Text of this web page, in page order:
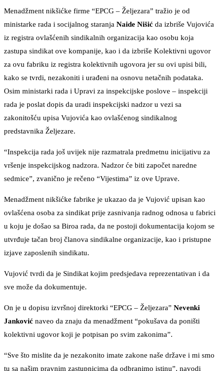
Menadžment nikšićke firme “EPCG – Željezara” tražio je od
ministarke rada i socijalnog staranja Naide Nišić da izbriše Vujovića
iz registra ovlašćenih sindikalnih organizacija kao osobu koja
zastupa sindikat ove kompanije, kao i da izbriše Kolektivni ugovor
za ovu fabriku iz registra kolektivnih ugovora jer su ovi upisi bili,
kako se tvrdi, nezakoniti i urađeni na osnovu netačnih podataka.
Osim ministarki rada i Upravi za inspekcijske poslove – inspekciji
rada je poslat dopis da uradi inspekcijski nadzor u vezi sa
zakonitošću upisa Vujovića kao ovlašćenog sindikalnog
predstavnika Željezare.
“Inspekcija rada još uvijek nije razmatrala predmetnu inicijativu za
vršenje inspekcijskog nadzora. Nadzor će biti započet naredne
sedmice”, zvanično je rečeno “Vijestima” iz ove Uprave.
Menadžment nikšićke fabrike je ukazao da je Vujović upisan kao
ovlašćena osoba za sindikat prije zasnivanja radnog odnosa u fabrici
u koju je došao sa Biroa rada, da ne postoji dokumentacija kojom se
utvrđuje tačan broj članova sindikalne organizacije, kao i pristupne
izjave zaposlenih sindikatu.
Vujović tvrdi da je Sindikat kojim predsjedava reprezentativan i da
sve može da dokumentuje.
On je u dopisu izvršnoj direktorki “EPCG – Željezara” Nevenki
Janković naveo da znaju da menadžment “pokušava da poništi
kolektivni ugovor koji je potpisan po svim zakonima”.
“Sve što mislite da je nezakonito imate zakone naše države i mi smo
tu sa našim pravnim zastupnicima da odbranimo istinu”, navodi